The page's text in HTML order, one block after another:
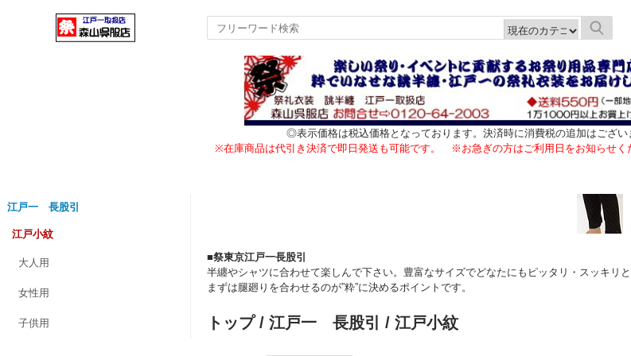
◎表示価格は税込価格となっております。決済時に消費税の追加はござ
※在庫商品は代引き決済で即日発送も可能です。 ※お急ぎの方はご利用日をお知らせ
江戸一 長股引
江戸小紋
大人用
女性用
子供用
■祭東京江戸一長股引
半纏やシャツに合わせて楽しんで下さい。豊富なサイズでどなたにもピッタリ・スッキリと
まずは腿廻りを合わせるのが”粋”に決めるポイントです。
トップ/ 江戸一 長股引 / 江戸小紋